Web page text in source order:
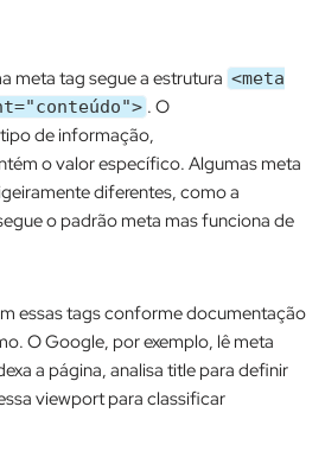
meta tag segue a estrutura <meta
. O
de informação,
o valor específico. Algumas meta
diferentes, como a
o padrão meta mas funciona de
essas tags conforme documentação
O Google, por exemplo, lê meta
a página, analisa title para definir
viewport para classificar